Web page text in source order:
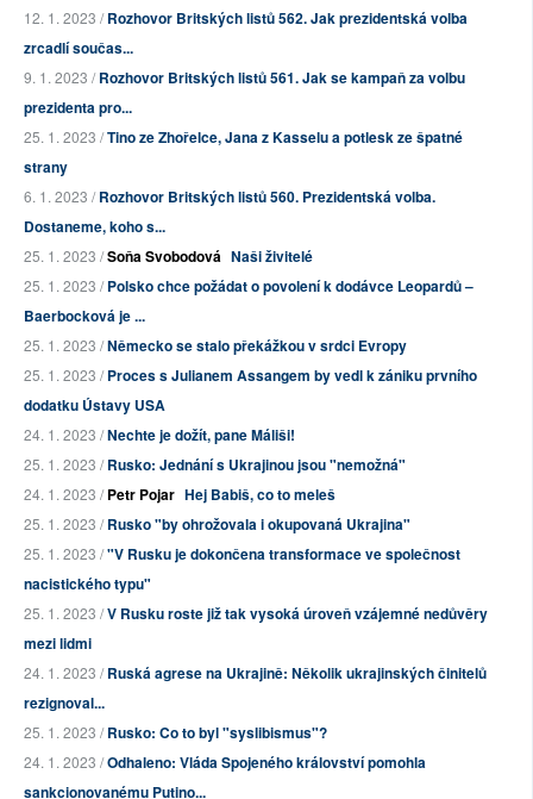
12. 1. 2023 /Rozhovor Britských listů 562. Jak prezidentská volba
zrcadlí součas...
9. 1. 2023 /Rozhovor Britských listů 561. Jak se kampaň za volbu
prezidenta pro...
25. 1. 2023 /Tino ze Zhořelce, Jana z Kasselu a potlesk ze špatné
strany
6. 1. 2023 /Rozhovor Britských listů 560. Prezidentská volba.
Dostaneme, koho s...
25. 1. 2023 /Soňa Svobodová Naši živitelé
25. 1. 2023 /Polsko chce požádat o povolení k dodávce Leopardů –
Baerbocková je ...
25. 1. 2023 /Německo se stalo překážkou v srdci Evropy
25. 1. 2023 /Proces s Julianem Assangem by vedl k zániku prvního
dodatku Ústavy USA
24. 1. 2023 /Nechte je dožít, pane Máliši!
25. 1. 2023 /Rusko: Jednání s Ukrajinou jsou "nemožná"
24. 1. 2023 /Petr Pojar Hej Babiš, co to meleš
25. 1. 2023 /Rusko "by ohrožovala i okupovaná Ukrajina"
25. 1. 2023 /"V Rusku je dokončena transformace ve společnost
nacistického typu"
25. 1. 2023 /V Rusku roste již tak vysoká úroveň vzájemné nedůvěry
mezi lidmi
24. 1. 2023 /Ruská agrese na Ukrajině: Několik ukrajinských činitelů
rezignoval...
25. 1. 2023 /Rusko: Co to byl "syslibismus"?
24. 1. 2023 /Odhaleno: Vláda Spojeného království pomohla
sankcionovanému Putino...